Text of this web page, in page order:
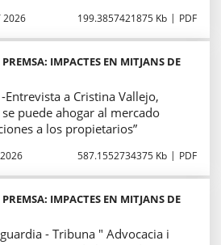
2026 199.3857421875 Kb PDF
IMPACTES EN MITJANS DE
Entrevista a Cristina Vallejo,
puede ahogar al mercado
a los propietarios”
587.1552734375 Kb PDF
IMPACTES EN MITJANS DE
- Tribuna " Advocacia i